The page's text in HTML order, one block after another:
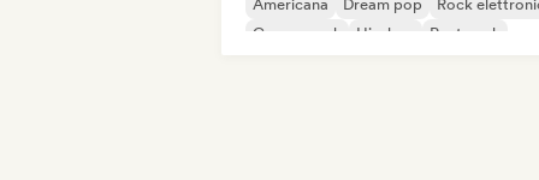
Americana
Dream pop
Rock
Garage rock
Hip-hop Post punk